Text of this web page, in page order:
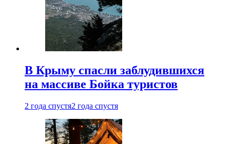
В Крыму спасли заблудившихся
на массиве Бойка туристов
2 года спустя2 года спустя